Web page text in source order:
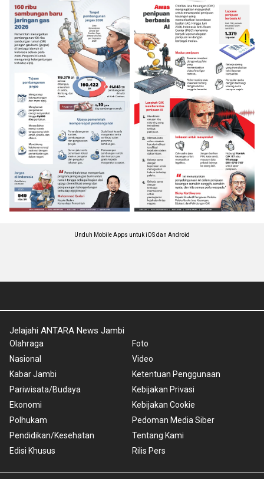
Unduh Mobile Apps untuk iOS dan Android
Jelajahi ANTARA News Jambi
Olahraga
Nasional
Kabar Jambi
Pariwisata/Budaya
Ekonomi
Polhukam
Pendidikan/Kesehatan
Edisi Khusus
Foto
Video
Ketentuan Penggunaan
Kebijakan Privasi
Kebijakan Cookie
Pedoman Media Siber
Tentang Kami
Rilis Pers